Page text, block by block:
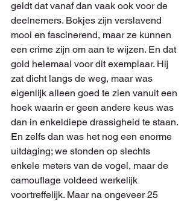
geldt dat vanaf dan vaak ook voor de
deelnemers. Bokjes zijn verslavend
mooi en fascinerend, maar ze kunnen
een crime zijn om aan te wijzen. En dat
gold helemaal voor dit exemplaar. Hij
zat dicht langs de weg, maar was
eigenlijk alleen goed te zien vanuit een
hoek waarin er geen andere keus was
dan in enkeldiepe drassigheid te staan.
En zelfs dan was het nog een enorme
uitdaging; we stonden op slechts
enkele meters van de vogel, maar de
camouflage voldeed werkelijk
voortreffelijk. Maar na ongeveer 25